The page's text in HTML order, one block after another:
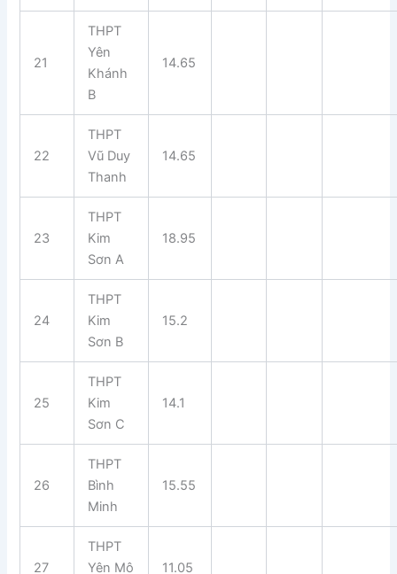
21
THPT
Yên
Khánh
B
14.65
22
THPT
Vũ Duy
Thanh
14.65
23
THPT
Kim
Sơn A
18.95
24
THPT
Kim
Sơn B
15.2
25
THPT
Kim
Sơn C
14.1
26
THPT
Bình
Minh
15.55
27
THPT
Yên Mô
11.05